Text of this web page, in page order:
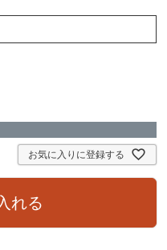
お気に入りに登録する
れる